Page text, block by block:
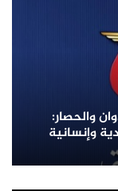
من العدوان والحصار:
وإنسانية